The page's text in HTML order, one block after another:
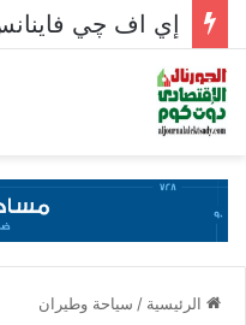
الرئيسية / سياحة وطيران